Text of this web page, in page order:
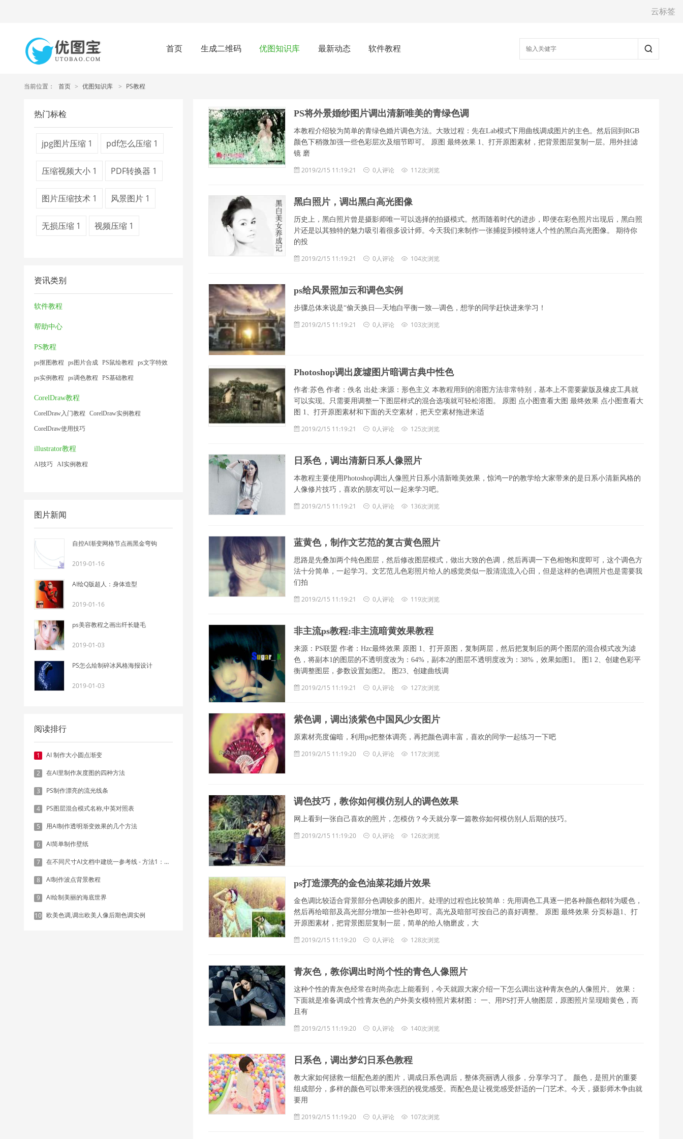
云标签
首页 生成二维码 优图知识库 最新动态 软件教程
当前位置： 首页 > 优图知识库 > PS教程
热门标检
jpg图片压缩 1 pdf怎么压缩 1
压缩视频大小 1 PDF转换器 1
图片压缩技术 1 风景图片 1
无损压缩 1 视频压缩 1
资讯类别
软件教程
帮助中心
PS教程
ps抠图教程 ps图片合成 PS鼠绘教程 ps文字特效
ps实例教程 ps调色教程 PS基础教程
CorelDraw教程
CorelDraw入门教程 CorelDraw实例教程
CorelDraw使用技巧
illustrator教程
AI技巧 AI实例教程
图片新闻
自控AI渐变网格节点画黑金弯钩
2019-01-16
AI绘Q版超人：身体造型
2019-01-16
ps美容教程之画出纤长睫毛
2019-01-03
PS怎么绘制碎冰风格海报设计
2019-01-03
阅读排行
1 AI 制作大小圆点渐变
2 在AI里制作灰度图的四种方法
3 PS制作漂亮的流光线条
4 PS图层混合模式名称,中英对照表
5 用AI制作透明渐变效果的几个方法
6 AI简单制作壁纸
7 在不同尺寸AI文档中建统一参考线 - 方法1：对齐和分布
8 AI制作波点背景教程
9 AI绘制美丽的海底世界
10 欧美色调,调出欧美人像后期色调实例
PS将外景婚纱图片调出清新唯美的青绿色调
本教程介绍较为简单的青绿色婚片调色方法。大致过程：先在Lab模式下用曲线调成图片的主色。然后回到RGB
颜色下稍微加强一些色彩层次及细节即可。 原图 最终效果 1、打开原图素材，把背景图层复制一层。用外挂滤
镜 磨
2019/2/15 11:19:21 0人评论 112次浏览
黑白照片，调出黑白高光图像
历史上，黑白照片曾是摄影师唯一可以选择的拍摄模式。然而随着时代的进步，即便在彩色照片出现后，黑白照
片还是以其独特的魅力吸引着很多设计师。今天我们来制作一张捕捉到模特迷人个性的黑白高光图像。 期待你
的投
2019/2/15 11:19:21 0人评论 104次浏览
ps给风景照加云和调色实例
步骤总体来说是“偷天换日—天地白平衡一致—调色，想学的同学赶快进来学习！
2019/2/15 11:19:21 0人评论 103次浏览
Photoshop调出废墟图片暗调古典中性色
作者:苏色 作者：佚名 出处:来源：形色主义 本教程用到的溶图方法非常特别，基本上不需要蒙版及橡皮工具就
可以实现。只需要用调整一下图层样式的混合选项就可轻松溶图。 原图 点小图查看大图 最终效果 点小图查看大
图 1、打开原图素材和下面的天空素材，把天空素材拖进来适
2019/2/15 11:19:21 0人评论 125次浏览
日系色，调出清新日系人像照片
本教程主要使用Photoshop调出人像照片日系小清新唯美效果，惊鸿一P的教学给大家带来的是日系小清新风格的
人像修片技巧，喜欢的朋友可以一起来学习吧。
2019/2/15 11:19:21 0人评论 136次浏览
蓝黄色，制作文艺范的复古黄色照片
思路是先叠加两个纯色图层，然后修改图层模式，做出大致的色调，然后再调一下色相饱和度即可，这个调色方
法十分简单，一起学习。文艺范儿色彩照片给人的感觉类似一股清流流入心田，但是这样的色调照片也是需要我
们拍
2019/2/15 11:19:21 0人评论 119次浏览
非主流ps教程:非主流暗黄效果教程
来源：PS联盟 作者：Hzc最终效果 原图 1、打开原图，复制两层，然后把复制后的两个图层的混合模式改为滤
色，将副本1的图层的不透明度改为：64%，副本2的图层不透明度改为：38%，效果如图1。 图1 2、创建色彩平
衡调整图层，参数设置如图2。 图23、创建曲线调
2019/2/15 11:19:21 0人评论 127次浏览
紫色调，调出淡紫色中国风少女图片
原素材亮度偏暗，利用ps把整体调亮，再把颜色调丰富，喜欢的同学一起练习一下吧
2019/2/15 11:19:20 0人评论 117次浏览
调色技巧，教你如何模仿别人的调色效果
网上看到一张自己喜欢的照片，怎模仿？今天就分享一篇教你如何模仿别人后期的技巧。
2019/2/15 11:19:20 0人评论 126次浏览
ps打造漂亮的金色油菜花婚片效果
金色调比较适合背景部分色调较多的图片。处理的过程也比较简单：先用调色工具逐一把各种颜色都转为暖色，
然后再给暗部及高光部分增加一些补色即可。高光及暗部可按自己的喜好调整。 原图 最终效果 分页标题1、打
开原图素材，把背景图层复制一层，简单的给人物磨皮，大
2019/2/15 11:19:20 0人评论 128次浏览
青灰色，教你调出时尚个性的青色人像照片
这种个性的青灰色经常在时尚杂志上能看到，今天就跟大家介绍一下怎么调出这种青灰色的人像照片。 效果：
下面就是准备调成个性青灰色的户外美女模特照片素材图： 一、用PS打开人物图层，原图照片呈现暗黄色，而
且有
2019/2/15 11:19:20 0人评论 140次浏览
日系色，调出梦幻日系色教程
教大家如何拯救一组配色差的图片，调成日系色调后，整体亮丽诱人很多，分享学习了。 颜色，是照片的重要
组成部分，多样的颜色可以带来强烈的视觉感受。而配色是让视觉感受舒适的一门艺术。今天，摄影师木争由就
要用
2019/2/15 11:19:20 0人评论 107次浏览